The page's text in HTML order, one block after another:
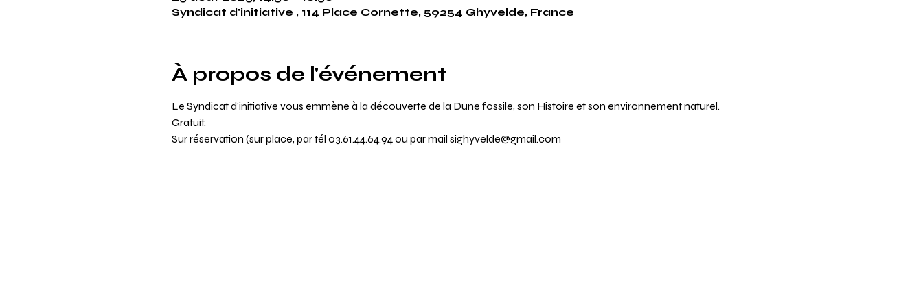
Syndicat d'initiative , 114 Place Cornette, 59254 Ghyvelde, France
À propos de l'événement
Le Syndicat d'initiative vous emmène à la découverte de la Dune fossile, son Histoire et son environnement naturel.
Gratuit.
Sur réservation (sur place, par tél 03.61.44.64.94 ou par mail sighyvelde@gmail.com